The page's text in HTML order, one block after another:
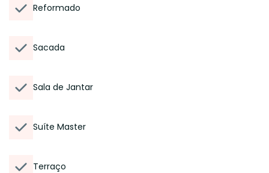
Reformado
Sacada
Sala de Jantar
Suíte Master
Terraço